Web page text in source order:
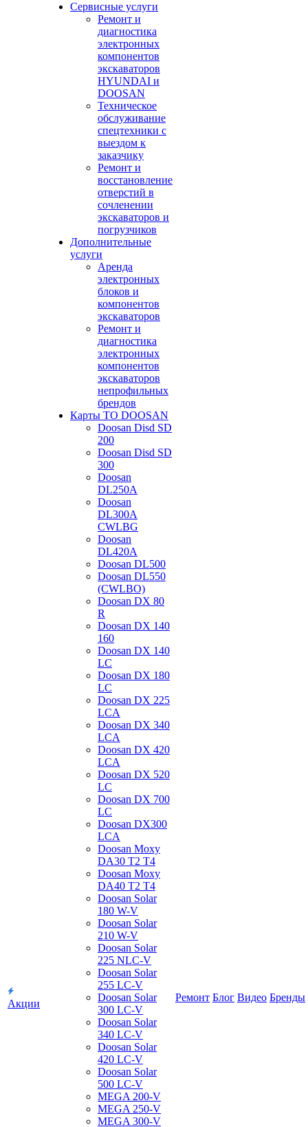
Акции
Сервисные услуги
Ремонт и
диагностика
электронных
компонентов
экскаваторов
HYUNDAI и
DOOSAN
Техническое
обслуживание
спецтехники с
выездом к
заказчику
Ремонт и
восстановление
отверстий в
сочленении
экскаваторов и
погрузчиков
Дополнительные
услуги
Аренда
электронных
блоков и
компонентов
экскаваторов
Ремонт и
диагностика
электронных
компонентов
экскаваторов
непрофильных
брендов
Карты ТО DOOSAN
Doosan Disd SD
200
Doosan Disd SD
300
Doosan
DL250A
Doosan
DL300A
CWLBG
Doosan
DL420A
Doosan DL500
Doosan DL550
(CWLBO)
Doosan DX 80
R
Doosan DX 140
160
Doosan DX 140
LC
Doosan DX 180
LC
Doosan DX 225
LCA
Doosan DX 340
LCA
Doosan DX 420
LCA
Doosan DX 520
LC
Doosan DX 700
LC
Doosan DX300
LCA
Doosan Moxy
DA30 T2 T4
Doosan Moxy
DA40 T2 T4
Doosan Solar
180 W-V
Doosan Solar
210 W-V
Doosan Solar
225 NLC-V
Doosan Solar
255 LC-V
Doosan Solar
300 LC-V
Doosan Solar
340 LC-V
Doosan Solar
420 LC-V
Doosan Solar
500 LC-V
MEGA 200-V
MEGA 250-V
MEGA 300-V
Ремонт Блог Видео Бренды